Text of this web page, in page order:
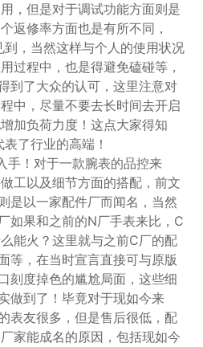
，但是对于调试功能方面则是
返修率方面也是有所不同，
，当然这样与个人的使用状况
过程中，也是得避免磕碰等，
到了大众的认可，这里注意对
中，尽量不要去长时间去开启
加负荷力度！这点大家得知
了行业的高端！
手！对于一款腕表的品控来
工以及细节方面的搭配，前文
是以一家配件厂而闻名，当然
如果和之前的N厂手表来比，C
能火？这里就与之前C厂的配
等，在当时宣言直接可与原版
刻度掉色的尴尬局面，这些细
做到了！毕竟对于现如今来
表友很多，但是售后很低，配
家能成名的原因，包括现如今